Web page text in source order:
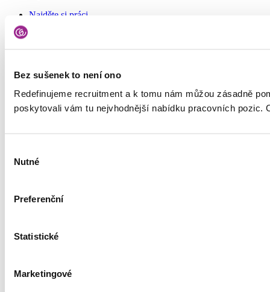
Bez sušenek to není ono
Redefinujeme recruitment a k tomu nám můžou zásadně
poskytovali vám tu nejvhodnější nabídku pracovních pozic.
souhlasu
Nutné
Preferenční
Statistické
Marketingové
Najděte si práci